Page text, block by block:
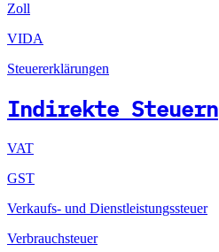
Zoll
VIDA
Steuererklärungen
Indirekte Steuern
VAT
GST
Verkaufs- und Dienstleistungssteuer
Verbrauchsteuer